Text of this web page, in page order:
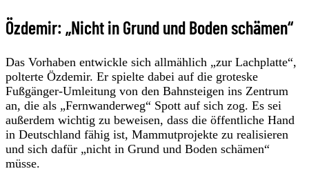
Özdemir: „Nicht in Grund und Boden schämen“
Das Vorhaben entwickle sich allmählich „zur Lachplatte“,
polterte Özdemir. Er spielte dabei auf die groteske
Fußgänger-Umleitung von den Bahnsteigen ins Zentrum
an, die als „Fernwanderweg“ Spott auf sich zog. Es sei
außerdem wichtig zu beweisen, dass die öffentliche Hand
in Deutschland fähig ist, Mammutprojekte zu realisieren
und sich dafür „nicht in Grund und Boden schämen“
müsse.